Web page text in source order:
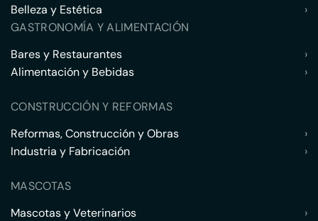
Belleza y Estética
›
GASTRONOMÍA Y ALIMENTACIÓN
Bares y Restaurantes
›
Alimentación y Bebidas
›
CONSTRUCCIÓN Y REFORMAS
Reformas, Construcción y Obras
›
Industria y Fabricación
›
MASCOTAS
Mascotas y Veterinarios
›